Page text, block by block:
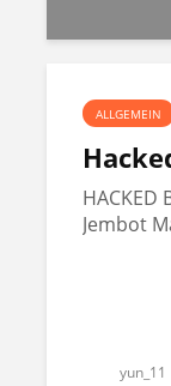
ALLGEMEIN
HACKED
Jembot
yun_11